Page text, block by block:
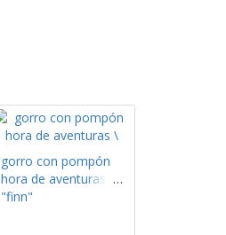
gorro con pompón
hora de aventuras
"finn"